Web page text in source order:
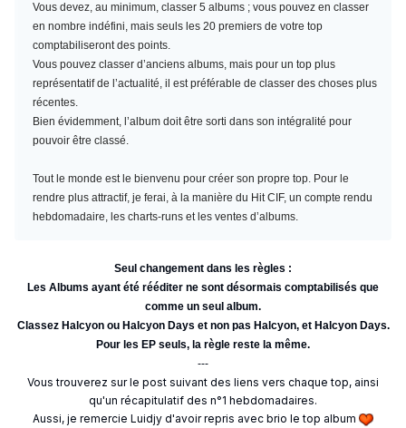
Vous devez, au minimum, classer 5 albums ; vous pouvez en classer
en nombre indéfini, mais seuls les 20 premiers de votre top
comptabiliseront des points.
Vous pouvez classer d’anciens albums, mais pour un top plus
représentatif de l’actualité, il est préférable de classer des choses plus
récentes.
Bien évidemment, l’album doit être sorti dans son intégralité pour
pouvoir être classé.
Tout le monde est le bienvenu pour créer son propre top. Pour le
rendre plus attractif, je ferai, à la manière du Hit CIF, un compte rendu
hebdomadaire, les charts-runs et les ventes d’albums.
Seul changement dans les règles :
Les Albums ayant été rééditer ne sont désormais comptabilisés que
comme un seul album.
Classez Halcyon ou Halcyon Days et non pas Halcyon, et Halcyon Days.
Pour les EP seuls, la règle reste la même.
---
Vous trouverez sur le post suivant des liens vers chaque top, ainsi
qu'un récapitulatif des n°1 hebdomadaires.
Aussi, je remercie Luidjy d'avoir repris avec brio le top album